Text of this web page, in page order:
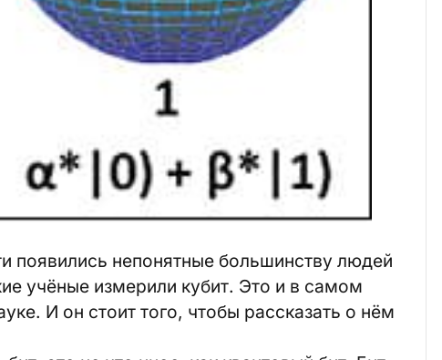
появились непонятные большинству людей
учёные измерили кубит. Это и в самом
И он стоит того, чтобы рассказать о нём